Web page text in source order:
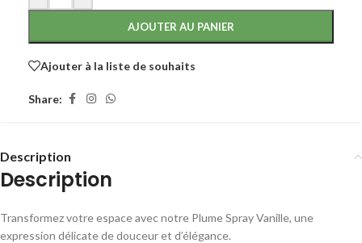
AJOUTER AU PANIER
Ajouter à la liste de souhaits
Share:
Description
Description
Transformez votre espace avec notre Plume Spray Vanille, une
expression délicate de douceur et d’élégance.